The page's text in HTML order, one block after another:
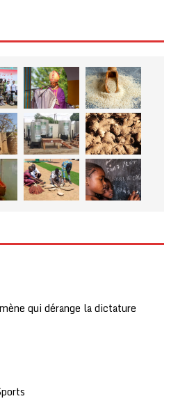
qui dérange la dictature